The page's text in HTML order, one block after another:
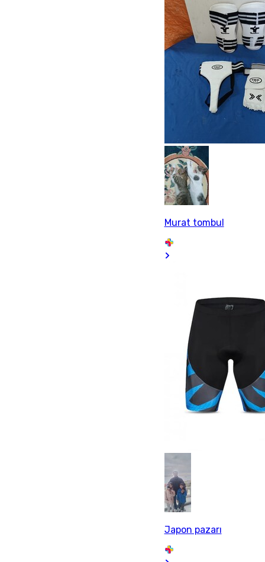
Murat tombul
Japon pazarı